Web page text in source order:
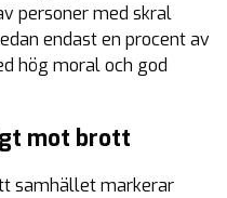
personer med skral
endast en procent av
hög moral och god
mot brott
samhället markerar